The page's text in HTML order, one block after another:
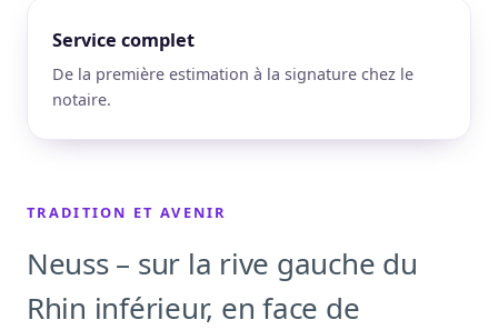
Service complet
De la première estimation à la signature chez le
notaire.
TRADITION ET AVENIR
Neuss – sur la rive gauche du
Rhin inférieur, en face de